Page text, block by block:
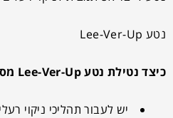
נטע Lee-Ver-Up
כיצד נטילת נטע Lee-Ver-Up מסייעת?
יש לעבור תהליכי ניקוי